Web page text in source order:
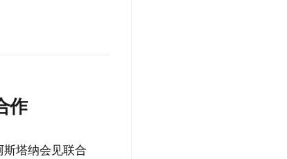
作
斯塔纳会见联合